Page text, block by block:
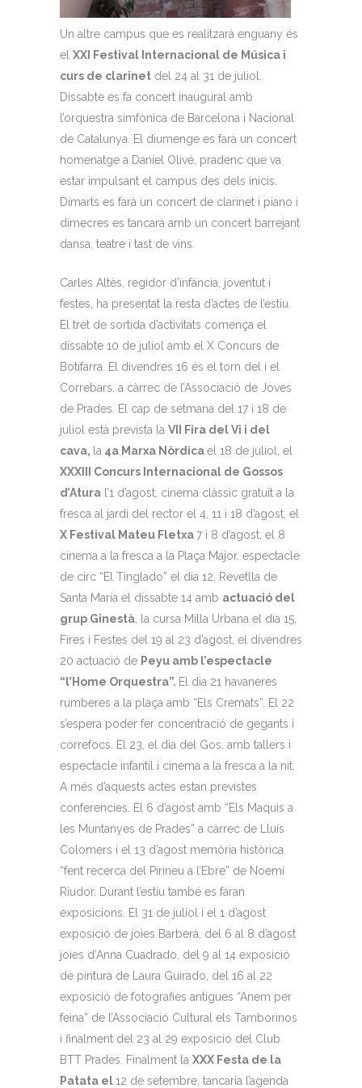
Un altre campus que es realitzarà enguany és
el XXI Festival Internacional de Música i
curs de clarinet del 24 al 31 de juliol.
Dissabte es fa concert inaugural amb
l’orquestra simfònica de Barcelona i Nacional
de Catalunya. El diumenge es farà un concert
homenatge a Daniel Olivé, pradenc que va
estar impulsant el campus des dels inicis.
Dimarts es farà un concert de clarinet i piano i
dimecres es tancarà amb un concert barrejant
dansa, teatre i tast de vins.
Carles Altès, regidor d’infància, joventut i
festes, ha presentat la resta d’actes de l’estiu.
El tret de sortida d’activitats comença el
dissabte 10 de juliol amb el X Concurs de
Botifarra. El divendres 16 és el torn del i el
Correbars. a càrrec de l’Associació de Joves
de Prades. El cap de setmana del 17 i 18 de
juliol està prevista la VII Fira del Vi i del
cava, la 4a Marxa Nòrdicael 18 de juliol, el
XXXIII Concurs Internacional de Gossos
d’Atura l’1 d’agost, cinema clàssic gratuït a la
fresca al jardí del rector el 4, 11 i 18 d’agost, el
X Festival Mateu Fletxa7 i 8 d’agost, el 8
cinema a la fresca a la Plaça Major, espectacle
de circ “El Tinglado” el dia 12, Revetlla de
Santa María el dissabte 14 amb actuació del
grup Ginestà , la cursa Milla Urbana el dia 15,
Fires i Festes del 19 al 23 d’agost, el divendres
20 actuació de Peyu amb l’espectacle
“l’Home Orquestra”. El dia 21 havaneres
rumberes a la plaça amb “Els Cremats”. El 22
s’espera poder fer concentració de gegants i
correfocs. El 23, el dia del Gos, amb tallers i
espectacle infantil i cinema a la fresca a la nit.
A més d’aquests actes estan previstes
conferencies. El 6 d’agost amb “Els Maquis a
les Muntanyes de Prades” a càrrec de Lluís
Colomers i el 13 d’agost memòria històrica
“fent recerca del Pirineu a l’Ebre” de Noemí
Riudor. Durant l’estiu també es faran
exposicions. El 31 de juliol i el 1 d’agost
exposició de joies Barberá, del 6 al 8 d’agost
joies d’Anna Cuadrado, del 9 al 14 exposició
de pintura de Laura Guirado, del 16 al 22
exposició de fotografies antigues “Anem per
feina” de l’Associació Cultural els Tamborinos
i finalment del 23 al 29 exposició del Club
BTT Prades. Finalment la XXX Festa de la
Patata el12 de setembre, tancaria l’agenda